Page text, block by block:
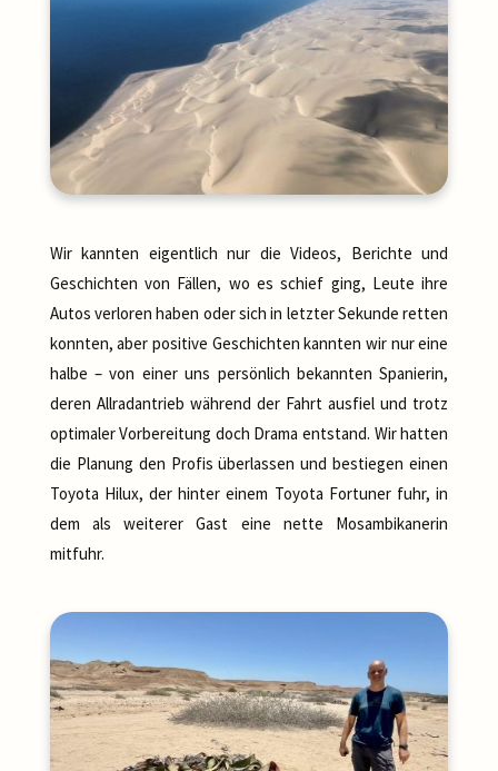
Wir kannten eigentlich nur die Videos, Berichte und
Geschichten von Fällen, wo es schief ging, Leute ihre
Autos verloren haben oder sich in letzter Sekunde retten
konnten, aber positive Geschichten kannten wir nur eine
halbe – von einer uns persönlich bekannten Spanierin,
deren Allradantrieb während der Fahrt ausfiel und trotz
optimaler Vorbereitung doch Drama entstand. Wir hatten
die Planung den Profis überlassen und bestiegen einen
Toyota Hilux, der hinter einem Toyota Fortuner fuhr, in
dem als weiterer Gast eine nette Mosambikanerin
mitfuhr.